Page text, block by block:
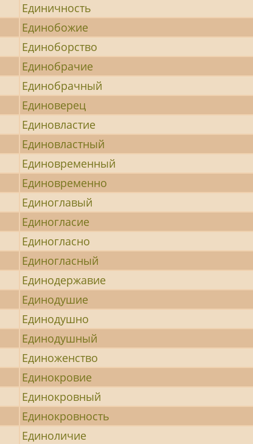
Единичность
Единобожие
Единоборство
Единобрачие
Единобрачный
Единоверец
Единовластие
Единовластный
Единовременный
Единовременно
Единоглавый
Единогласие
Единогласно
Единогласный
Единодержавие
Единодушие
Единодушно
Единодушный
Единоженство
Единокровие
Единокровный
Единокровность
Единоличие